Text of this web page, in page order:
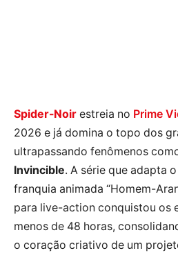
Spider-Noir estreia no Prime
2026 e já domina o topo dos
ultrapassando fenômenos
Invincible. A série que adapta
franquia animada “Homem-
para live-action conquistou os
menos de 48 horas,
o coração criativo de um